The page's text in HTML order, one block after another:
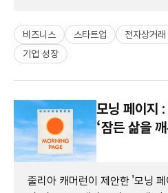
비즈니스 스타트업 전자상거래
기업 성장
모닝 페이지
‘잠든 삶을
줄리아 캐머런이 제안한 '모닝